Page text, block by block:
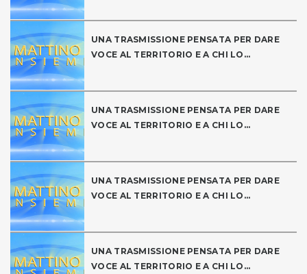
UNA TRASMISSIONE PENSATA PER DARE
VOCE AL TERRITORIO E A CHI LO...
UNA TRASMISSIONE PENSATA PER DARE
VOCE AL TERRITORIO E A CHI LO...
UNA TRASMISSIONE PENSATA PER DARE
VOCE AL TERRITORIO E A CHI LO...
UNA TRASMISSIONE PENSATA PER DARE
VOCE AL TERRITORIO E A CHI LO...